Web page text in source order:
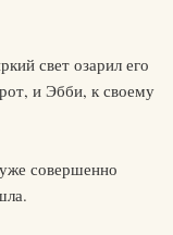
свет озарил его
и Эбби, к своему
совершенно